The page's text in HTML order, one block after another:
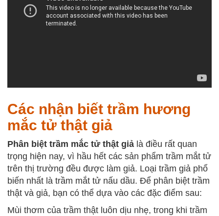
Các nhận biết trầm hương
mắc tử thật giả
Phân biệt trầm mắc tử thật giả là điều rất quan
trọng hiện nay, vì hầu hết các sản phẩm trầm mắt tử
trên thị trường đều được làm giả. Loại trầm giả phổ
biến nhất là trầm mắt tử nấu dầu. Để phân biệt trầm
thật và giả, bạn có thể dựa vào các đặc điểm sau:
Mùi thơm của trầm thật luôn dịu nhẹ, trong khi trầm